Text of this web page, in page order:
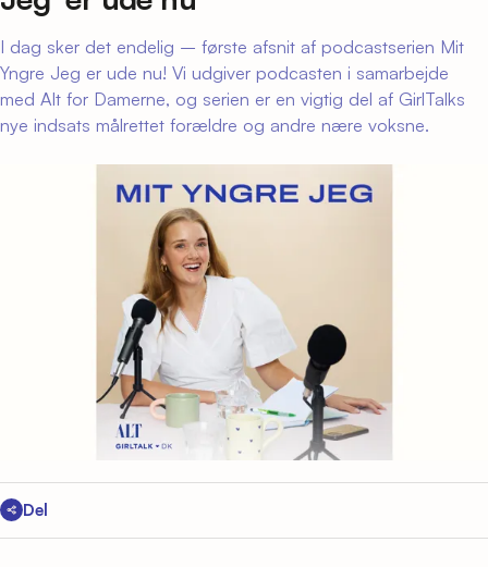
I dag sker det endelig – første afsnit af podcastserien Mit
Yngre Jeg er ude nu! Vi udgiver podcasten i samarbejde
med Alt for Damerne, og serien er en vigtig del af GirlTalks
nye indsats målrettet forældre og andre nære voksne.
Del